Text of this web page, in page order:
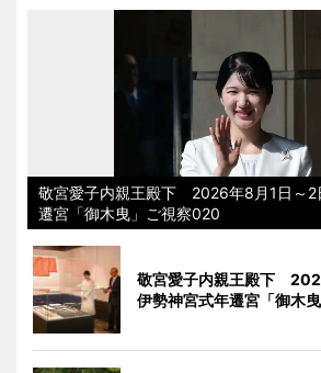
敬宮愛子内親王殿下 2026年8月1日～
遷宮「御木曳」ご視察020
敬宮愛子内親王殿下
伊勢神宮式年遷宮「御木